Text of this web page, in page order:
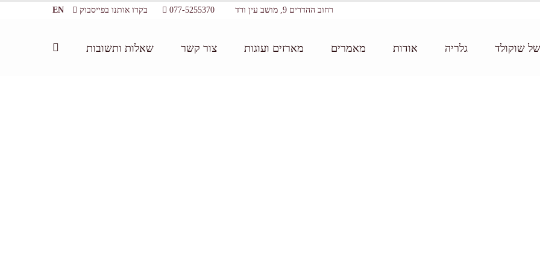
רחוב ההדרים 9, מושב עין ורד 077-5255370 בקרו אותנו בפייסבוק EN
שוקולד גלריה אודות מאמרים מארזים ועוגות צור קשר שאלות ותשובות